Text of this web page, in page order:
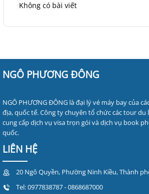
Không có bài viết
NGÔ PHƯƠNG ĐÔNG
NGÔ PHƯƠNG ĐÔNG là đại lý vé máy bay của
địa, quốc tế. Công ty chuyên tổ chức các tour
cung cấp dịch vụ visa trọn gói và dịch vụ book
quốc.
LIÊN HỆ
20 Ngô Quyền, Phường Ninh Kiều, Thành
Tel:0977838787- 0868687000